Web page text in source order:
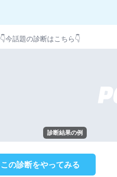
👇今話題の診断はこちら👇
診断結果の例
この診断をやってみる